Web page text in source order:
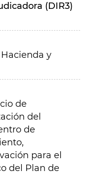
(DIR3)
y
de
del
de
para el
del Plan de